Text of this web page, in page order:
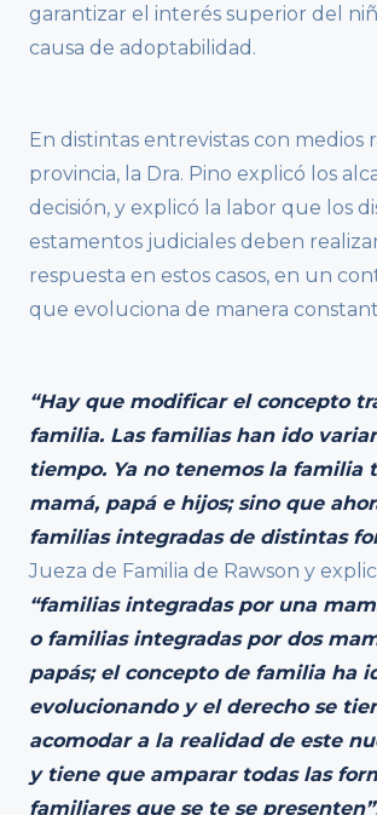
garantizar el interés superior del
causa de adoptabilidad.
En distintas entrevistas con medios
provincia, la Dra. Pino explicó los
decisión, y explicó la labor que los
estamentos judiciales deben
respuesta en estos casos, en un
que evoluciona de manera
“Hay que modificar el concepto
familia. Las familias han ido
tiempo. Ya no tenemos la familia
mamá, papá e hijos; sino que
familias integradas de distintas
Jueza de Familia de Rawson y
“familias integradas por una
o familias integradas por dos
papás; el concepto de familia ha
evolucionando y el derecho se
acomodar a la realidad de este
y tiene que amparar todas las
familiares que se te se presenten”.